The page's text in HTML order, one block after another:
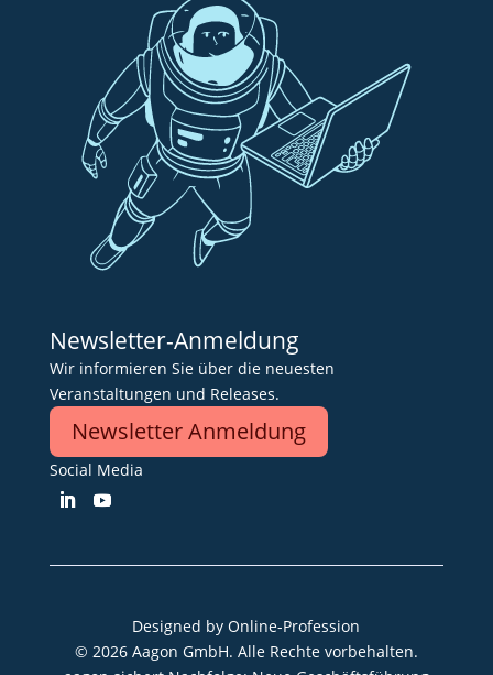
Newsletter-Anmeldung
Wir informieren Sie über die neuesten
Veranstaltungen und Releases.
Newsletter Anmeldung
Social Media
Designed byOnline-Profession
© 2026 Aagon GmbH. Alle Rechte vorbehalten.